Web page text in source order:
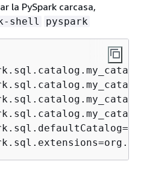
la PySpark carcasa,
shell pyspark